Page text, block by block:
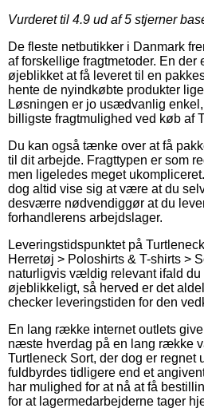
Vurderet til 4.9 ud af 5 stjerner
De fleste netbutikker i Danmark
af forskellige fragtmetoder. En
øjeblikket at få leveret til en
hente de nyindkøbte produkter
Løsningen er jo usædvanlig
billigste fragtmulighed ved køb af
Du kan også tænke over at få
til dit arbejde. Fragttypen er som
men ligeledes meget
dog altid vise sig at være at du
desværre nødvendiggør at du
forhandlerens arbejdslager.
Leveringstidspunktet på
Herretøj > Poloshirts & T-shirts >
naturligvis vældig relevant ifald du
øjeblikkeligt, så herved er det
checker leveringstiden for den
En lang række internet outlets
næste hverdag på en lang række
Turtleneck Sort, der dog er regnet
fuldbyrdes tidligere end et
har mulighed for at nå at få
for at lagermedarbejderne tager